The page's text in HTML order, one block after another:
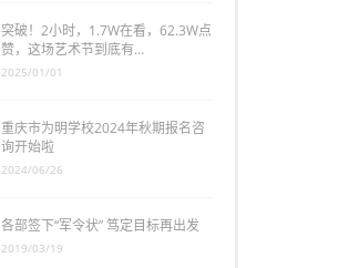
突破！2小时，1.7W在看，62.3W点
赞，这场艺术节到底有…
2025/01/01
重庆市为明学校2024年秋期报名咨
询开始啦
2024/06/26
各部签下“军令状” 笃定目标再出发
2019/03/19